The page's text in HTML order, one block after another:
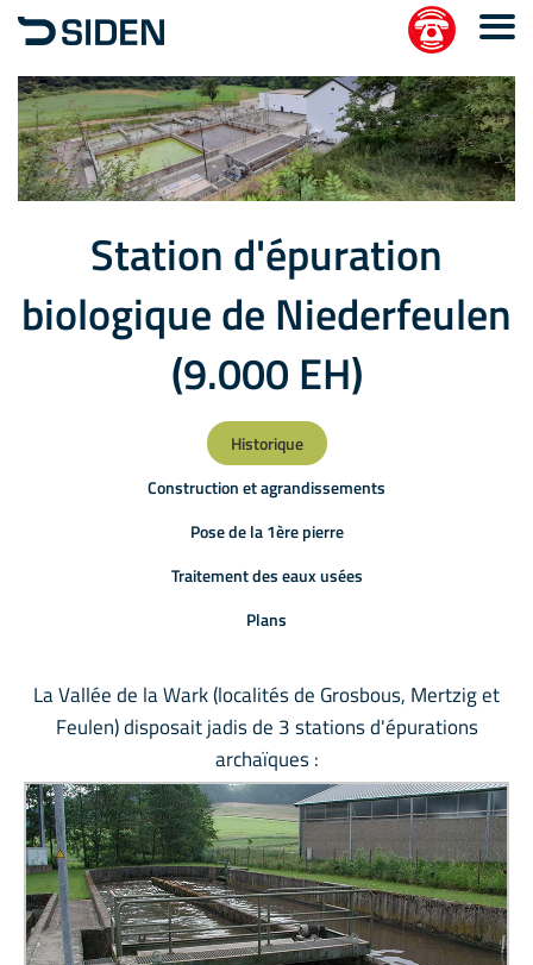
Station d'épuration
biologique de Niederfeulen
(9.000 EH)
Historique
Construction et agrandissements
Pose de la 1ère pierre
Traitement des eaux usées
Plans
La Vallée de la Wark (localités de Grosbous, Mertzig et
Feulen) disposait jadis de 3 stations d'épurations
archaïques :